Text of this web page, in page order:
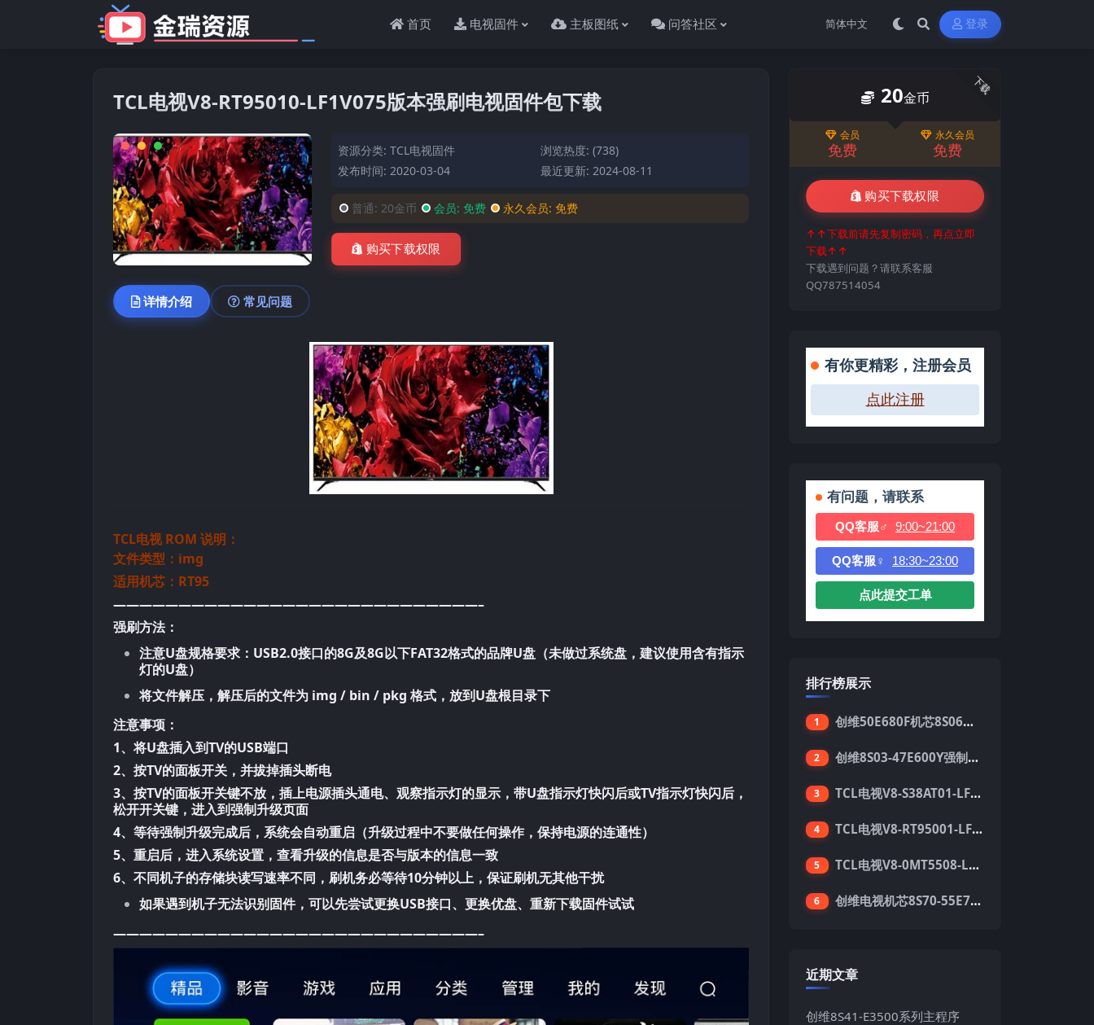
首页 电视固件 主板图纸 问答社区 登录
TCL电视V8-RT95010-LF1V075版本强刷电视固件包下载
资源分类:TCL电视固件
浏览热度: (738)
发布时间: 2020-03-04
最近更新: 2024-08-11
普通: 20金币 会员: 免费 永久会员:免费
购买下载权限
详情介绍 常见问题
TCL电视 ROM 说明：
文件类型：img
适用机芯：RT95
————————————————————————————–
强刷方法：
注意U盘规格要求：USB2.0接口的8G及8G以下FAT32格式的品牌U盘（未做过系统盘，建议使用含有指示
灯的U盘）
将文件解压，解压后的文件为 img / bin / pkg 格式，放到U盘根目录下
注意事项：
1、将U盘插入到TV的USB端口
2、按TV的面板开关，并拔掉插头断电
3、按TV的面板开关键不放，插上电源插头通电、观察指示灯的显示，带U盘指示灯快闪后或TV指示灯快闪后，
松开开关键，进入到强制升级页面
4、等待强制升级完成后，系统会自动重启（升级过程中不要做任何操作，保持电源的连通性）
5、重启后，进入系统设置，查看升级的信息是否与版本的信息一致
6、不同机子的存储块读写速率不同，刷机务必等待10分钟以上，保证刷机无其他干扰
如果遇到机子无法识别固件，可以先尝试更换USB接口、更换优盘、重新下载固件试试
————————————————————————————–
下载
20金币
会员
免费
永久会员
免费
购买下载权限
↑↑下载前请先复制密码，再点立即
下载↑↑
下载遇到问题？请联系客服
QQ787514054
有你更精彩，注册会员
点此注册
有问题，请联系
QQ客服♂ 9:00~21:00
QQ客服♀ 18:30~23:00
点此提交工单
排行榜展示
1 创维50E680F机芯8S06强制升级刷机包
2 创维8S03-47E600Y强制升级软件刷机电视固件包
3 TCL电视V8-S38AT01-LF1V123版本强刷电视固件包下载
4 TCL电视V8-RT95001-LF1V215版本强刷电视固件包下载
5 TCL电视V8-0MT5508-LF1V362版本强刷电视固件包下载
6 创维电视机芯8S70-55E710S系列酷开5.05刷机固件
近期文章
创维8S41-E3500系列主程序